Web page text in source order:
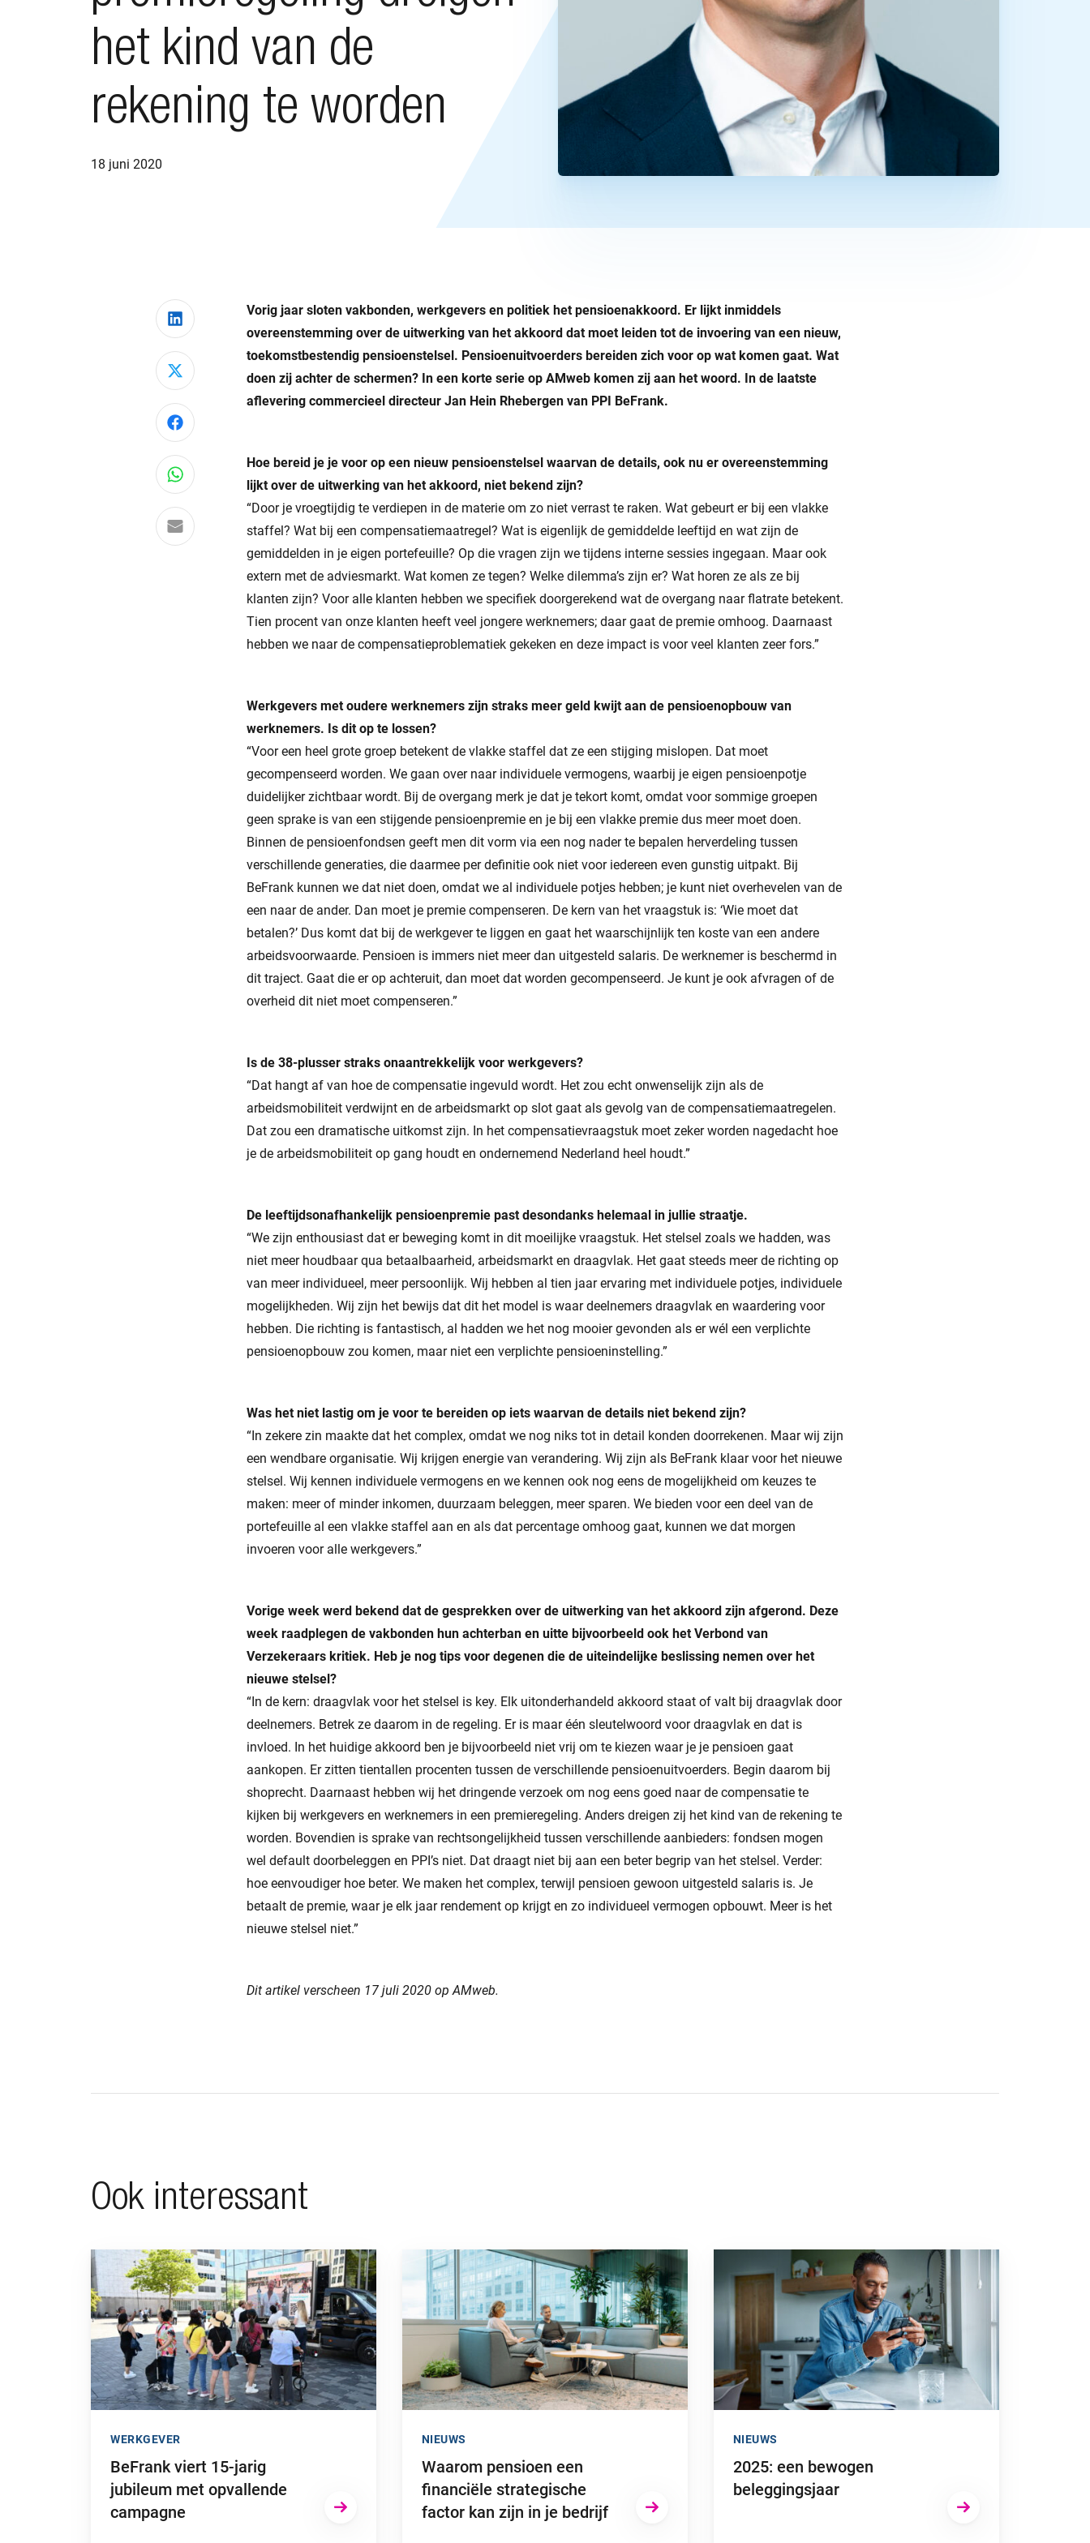
het kind van de
rekening te worden
18 juni 2020
Vorig jaar sloten vakbonden, werkgevers en politiek het pensioenakkoord. Er lijkt inmiddels
overeenstemming over de uitwerking van het akkoord dat moet leiden tot de invoering van een nieuw,
toekomstbestendig pensioenstelsel. Pensioenuitvoerders bereiden zich voor op wat komen gaat. Wat
doen zij achter de schermen? In een korte serie op AMweb komen zij aan het woord. In de laatste
aflevering commercieel directeur Jan Hein Rhebergen van PPI BeFrank.
Hoe bereid je je voor op een nieuw pensioenstelsel waarvan de details, ook nu er overeenstemming
lijkt over de uitwerking van het akkoord, niet bekend zijn?
“Door je vroegtijdig te verdiepen in de materie om zo niet verrast te raken. Wat gebeurt er bij een vlakke
staffel? Wat bij een compensatiemaatregel? Wat is eigenlijk de gemiddelde leeftijd en wat zijn de
gemiddelden in je eigen portefeuille? Op die vragen zijn we tijdens interne sessies ingegaan. Maar ook
extern met de adviesmarkt. Wat komen ze tegen? Welke dilemma’s zijn er? Wat horen ze als ze bij
klanten zijn? Voor alle klanten hebben we specifiek doorgerekend wat de overgang naar flatrate betekent.
Tien procent van onze klanten heeft veel jongere werknemers; daar gaat de premie omhoog. Daarnaast
hebben we naar de compensatieproblematiek gekeken en deze impact is voor veel klanten zeer fors.”
Werkgevers met oudere werknemers zijn straks meer geld kwijt aan de pensioenopbouw van
werknemers. Is dit op te lossen?
“Voor een heel grote groep betekent de vlakke staffel dat ze een stijging mislopen. Dat moet
gecompenseerd worden. We gaan over naar individuele vermogens, waarbij je eigen pensioenpotje
duidelijker zichtbaar wordt. Bij de overgang merk je dat je tekort komt, omdat voor sommige groepen
geen sprake is van een stijgende pensioenpremie en je bij een vlakke premie dus meer moet doen.
Binnen de pensioenfondsen geeft men dit vorm via een nog nader te bepalen herverdeling tussen
verschillende generaties, die daarmee per definitie ook niet voor iedereen even gunstig uitpakt. Bij
BeFrank kunnen we dat niet doen, omdat we al individuele potjes hebben; je kunt niet overhevelen van de
een naar de ander. Dan moet je premie compenseren. De kern van het vraagstuk is: ‘Wie moet dat
betalen?’ Dus komt dat bij de werkgever te liggen en gaat het waarschijnlijk ten koste van een andere
arbeidsvoorwaarde. Pensioen is immers niet meer dan uitgesteld salaris. De werknemer is beschermd in
dit traject. Gaat die er op achteruit, dan moet dat worden gecompenseerd. Je kunt je ook afvragen of de
overheid dit niet moet compenseren.”
Is de 38-plusser straks onaantrekkelijk voor werkgevers?
“Dat hangt af van hoe de compensatie ingevuld wordt. Het zou echt onwenselijk zijn als de
arbeidsmobiliteit verdwijnt en de arbeidsmarkt op slot gaat als gevolg van de compensatiemaatregelen.
Dat zou een dramatische uitkomst zijn. In het compensatievraagstuk moet zeker worden nagedacht hoe
je de arbeidsmobiliteit op gang houdt en ondernemend Nederland heel houdt.”
De leeftijdsonafhankelijk pensioenpremie past desondanks helemaal in jullie straatje.
“We zijn enthousiast dat er beweging komt in dit moeilijke vraagstuk. Het stelsel zoals we hadden, was
niet meer houdbaar qua betaalbaarheid, arbeidsmarkt en draagvlak. Het gaat steeds meer de richting op
van meer individueel, meer persoonlijk. Wij hebben al tien jaar ervaring met individuele potjes, individuele
mogelijkheden. Wij zijn het bewijs dat dit het model is waar deelnemers draagvlak en waardering voor
hebben. Die richting is fantastisch, al hadden we het nog mooier gevonden als er wél een verplichte
pensioenopbouw zou komen, maar niet een verplichte pensioeninstelling.”
Was het niet lastig om je voor te bereiden op iets waarvan de details niet bekend zijn?
“In zekere zin maakte dat het complex, omdat we nog niks tot in detail konden doorrekenen. Maar wij zijn
een wendbare organisatie. Wij krijgen energie van verandering. Wij zijn als BeFrank klaar voor het nieuwe
stelsel. Wij kennen individuele vermogens en we kennen ook nog eens de mogelijkheid om keuzes te
maken: meer of minder inkomen, duurzaam beleggen, meer sparen. We bieden voor een deel van de
portefeuille al een vlakke staffel aan en als dat percentage omhoog gaat, kunnen we dat morgen
invoeren voor alle werkgevers.”
Vorige week werd bekend dat de gesprekken over de uitwerking van het akkoord zijn afgerond. Deze
week raadplegen de vakbonden hun achterban en uitte bijvoorbeeld ook het Verbond van
Verzekeraars kritiek. Heb je nog tips voor degenen die de uiteindelijke beslissing nemen over het
nieuwe stelsel?
“In de kern: draagvlak voor het stelsel is key. Elk uitonderhandeld akkoord staat of valt bij draagvlak door
deelnemers. Betrek ze daarom in de regeling. Er is maar één sleutelwoord voor draagvlak en dat is
invloed. In het huidige akkoord ben je bijvoorbeeld niet vrij om te kiezen waar je je pensioen gaat
aankopen. Er zitten tientallen procenten tussen de verschillende pensioenuitvoerders. Begin daarom bij
shoprecht. Daarnaast hebben wij het dringende verzoek om nog eens goed naar de compensatie te
kijken bij werkgevers en werknemers in een premieregeling. Anders dreigen zij het kind van de rekening te
worden. Bovendien is sprake van rechtsongelijkheid tussen verschillende aanbieders: fondsen mogen
wel default doorbeleggen en PPI’s niet. Dat draagt niet bij aan een beter begrip van het stelsel. Verder:
hoe eenvoudiger hoe beter. We maken het complex, terwijl pensioen gewoon uitgesteld salaris is. Je
betaalt de premie, waar je elk jaar rendement op krijgt en zo individueel vermogen opbouwt. Meer is het
nieuwe stelsel niet.”
Dit artikel verscheen 17 juli 2020 op AMweb.
Deel via LinkedIn
Deel via X
Deel via Facebook
Deel via WhatsApp
Delen via e-mail
Ook interessant
Ga naar “BeFrank viert 15-jarig jubileum met opvallende campagne”
BeFrank viert 15-jarig
jubileum met opvallende
campagne
WERKGEVER
Ga naar “Waarom pensioen een financiële strategische factor kan zijn in je bedrijf”
Waarom pensioen een
financiële strategische
factor kan zijn in je bedrijf
NIEUWS
Ga naar “2025: een bewogen beleggingsjaar”
2025: een bewogen
beleggingsjaar
NIEUWS